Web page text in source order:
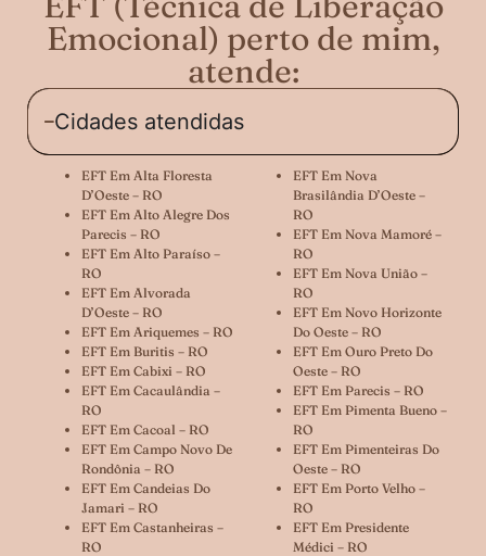
Emocional) perto de mim,
atende:
Cidades atendidas
EFT Em Alta Floresta
D’Oeste – RO
EFT Em Alto Alegre Dos
Parecis – RO
EFT Em Alto Paraíso –
RO
EFT Em Alvorada
D’Oeste – RO
EFT Em Ariquemes – RO
EFT Em Buritis – RO
EFT Em Cabixi – RO
EFT Em Cacaulândia –
RO
EFT Em Cacoal – RO
EFT Em Campo Novo De
Rondônia – RO
EFT Em Candeias Do
Jamari – RO
EFT Em Castanheiras –
RO
EFT Em Nova
Brasilândia D’Oeste –
RO
EFT Em Nova Mamoré –
RO
EFT Em Nova União –
RO
EFT Em Novo Horizonte
Do Oeste – RO
EFT Em Ouro Preto Do
Oeste – RO
EFT Em Parecis – RO
EFT Em Pimenta Bueno –
RO
EFT Em Pimenteiras Do
Oeste – RO
EFT Em Porto Velho –
RO
EFT Em Presidente
Médici – RO